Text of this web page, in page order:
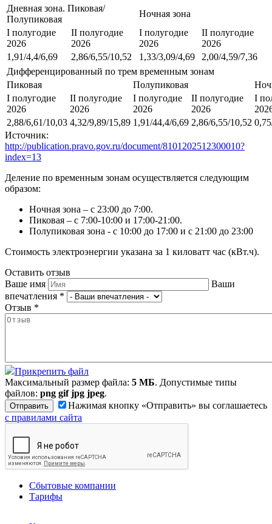
Дневная зона. Пиковая/
Полупиковая
Ночная зона
I полугодие
2026
II полугодие
2026
I полугодие
2026
II полугодие
2026
1,91/4,4/6,69
2,86/6,55/10,52 1,33/3,09/4,69
2,00/4,59/7,36
Дифференцированный по трем временным зонам
Пиковая
Полупиковая
I полугодие
2026
II полугодие
2026
I полугодие
2026
II полугодие
2026
I
2,88/6,61/10,03 4,32/9,89/15,89 1,91/44,4/6,69 2,86/6,55/10,52
Источник:
http://publication.pravo.gov.ru/document/8101202512300010?
index=13
Деление по временным зонам осуществляется следующим
образом:
Ночная зона – с 23:00 до 7:00.
Пиковая – с 7:00-10:00 и 17:00-21:00.
Полупиковая зона - с 10:00 до 17:00 и с 21:00 до 23:00
Стоимость электроэнергии указана за 1 киловатт час (кВт.ч).
Оставить отзыв
Ваше имя
Ваши
впечатления *
Отзыв *
Прикрепить файл
Максимальный размер файла: 5 МБ. Допустимые типы
файлов: png gif jpg jpeg.
Нажимая кнопку «Отправить» вы соглашаетесь
с правилами сайта
Сбытовые компании
Тарифы